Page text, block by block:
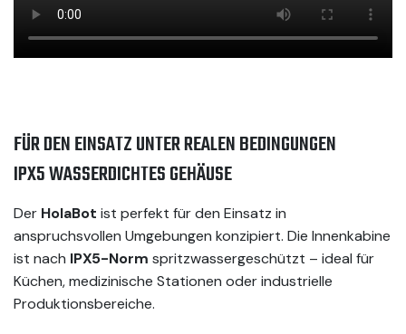
FÜR DEN EINSATZ UNTER REALEN BEDINGUNGEN
IPX5 WASSERDICHTES GEHÄUSE
Der HolaBot ist perfekt für den Einsatz in
anspruchsvollen Umgebungen konzipiert. Die Innenkabine
ist nach IPX5-Norm spritzwassergeschützt – ideal für
Küchen, medizinische Stationen oder industrielle
Produktionsbereiche.